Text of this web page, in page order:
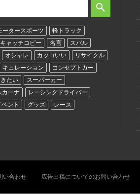
ータースポーツ
軽トラック
キャッチコピー 名言
スバル
オシャレ カッコいい
リサイクル
キュレーション
コンセプトカー
たい
スーパーカー
カーナ
レーシングドライバー
ベント グッズ レース
い合わせ 広告出稿についてのお問い合わせ